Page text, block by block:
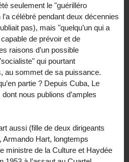
seulement le "guérilléro
l’a célébré pendant deux décennies
pas), mais "quelqu’un qui a
de prévoir et de
raisons d’un possible
qui pourtant
au sommet de sa puissance.
partie ? Depuis Cuba, Le
nous publions d’amples
aussi (fille de deux dirigeants
Armando Hart, longtemps
ministre de la Culture et Haydée